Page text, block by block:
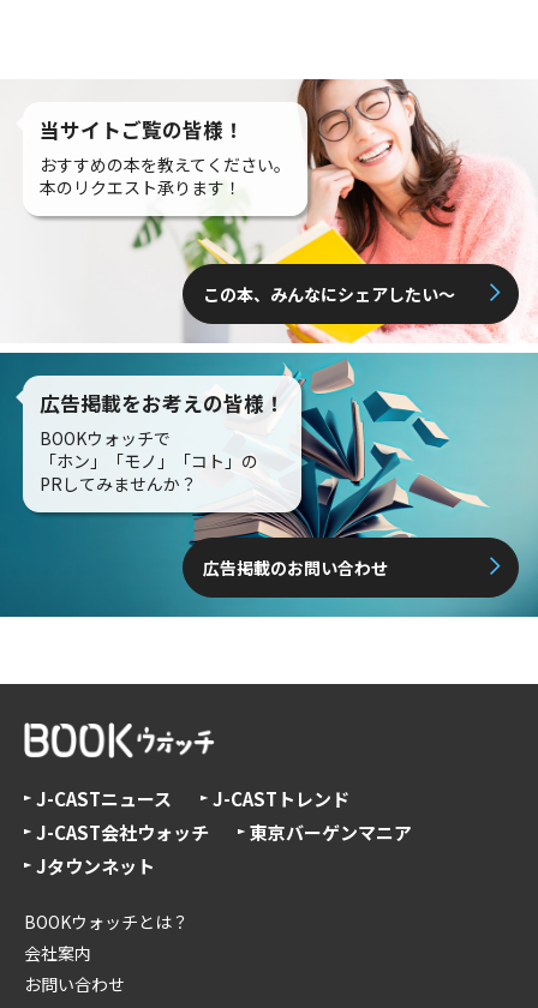
当サイトご覧の皆様！
おすすめの本を教えてください。
本のリクエスト承ります！
この本、みんなにシェアしたい〜
広告掲載をお考えの皆様！
BOOKウォッチで
「ホン」「モノ」「コト」の
PRしてみませんか？
広告掲載のお問い合わせ
J-CASTニュース
J-CASTトレンド
J-CAST会社ウォッチ
東京バーゲンマニア
Jタウンネット
BOOKウォッチとは？
会社案内
お問い合わせ